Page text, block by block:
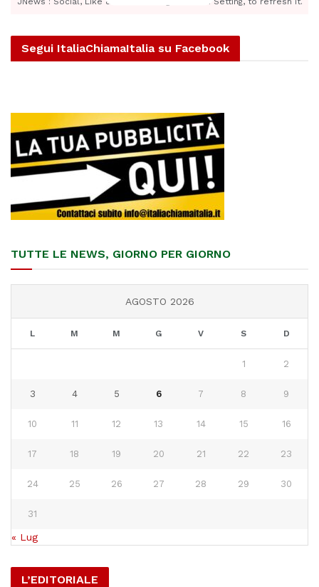
Segui ItaliaChiamaItalia su Facebook
TUTTE LE NEWS, GIORNO PER GIORNO
AGOSTO 2026
L M M G V S D
1 2
3 4 5 6 7 8 9
10 11 12 13 14 15 16
17 18 19 20 21 22 23
24 25 26 27 28 29 30
31
« Lug
L’EDITORIALE